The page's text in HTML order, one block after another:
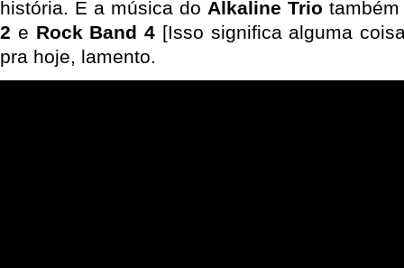
história. E a música do Alkaline Trio
2 e Rock Band 4 [Isso significa alguma
pra hoje, lamento.